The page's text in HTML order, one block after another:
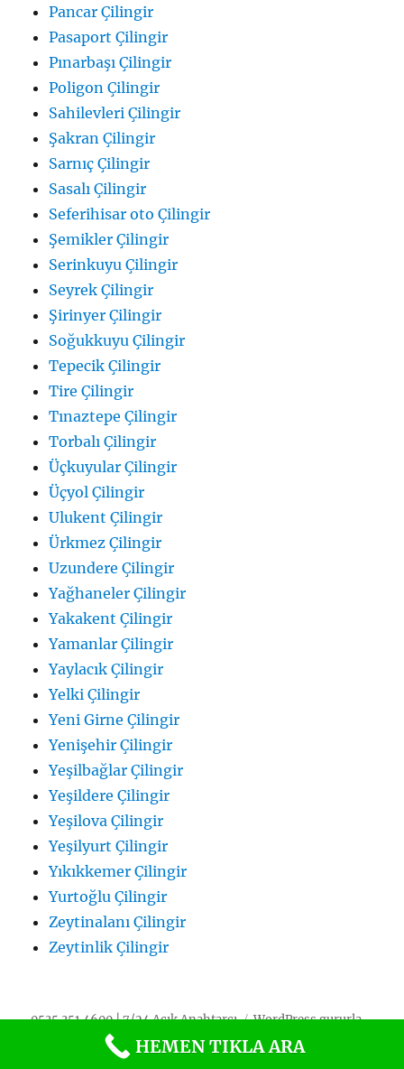
Pancar Çilingir
Pasaport Çilingir
Pınarbaşı Çilingir
Poligon Çilingir
Sahilevleri Çilingir
Şakran Çilingir
Sarnıç Çilingir
Sasalı Çilingir
Seferihisar oto Çilingir
Şemikler Çilingir
Serinkuyu Çilingir
Seyrek Çilingir
Şirinyer Çilingir
Soğukkuyu Çilingir
Tepecik Çilingir
Tire Çilingir
Tınaztepe Çilingir
Torbalı Çilingir
Üçkuyular Çilingir
Üçyol Çilingir
Ulukent Çilingir
Ürkmez Çilingir
Uzundere Çilingir
Yağhaneler Çilingir
Yakakent Çilingir
Yamanlar Çilingir
Yaylacık Çilingir
Yelki Çilingir
Yeni Girne Çilingir
Yenişehir Çilingir
Yeşilbağlar Çilingir
Yeşildere Çilingir
Yeşilova Çilingir
Yeşilyurt Çilingir
Yıkıkkemer Çilingir
Yurtoğlu Çilingir
Zeytinalanı Çilingir
Zeytinlik Çilingir
0535 351 4600 | 7/24 Açık Anahtarcı
WordPress gururla
HEMEN TIKLA ARA